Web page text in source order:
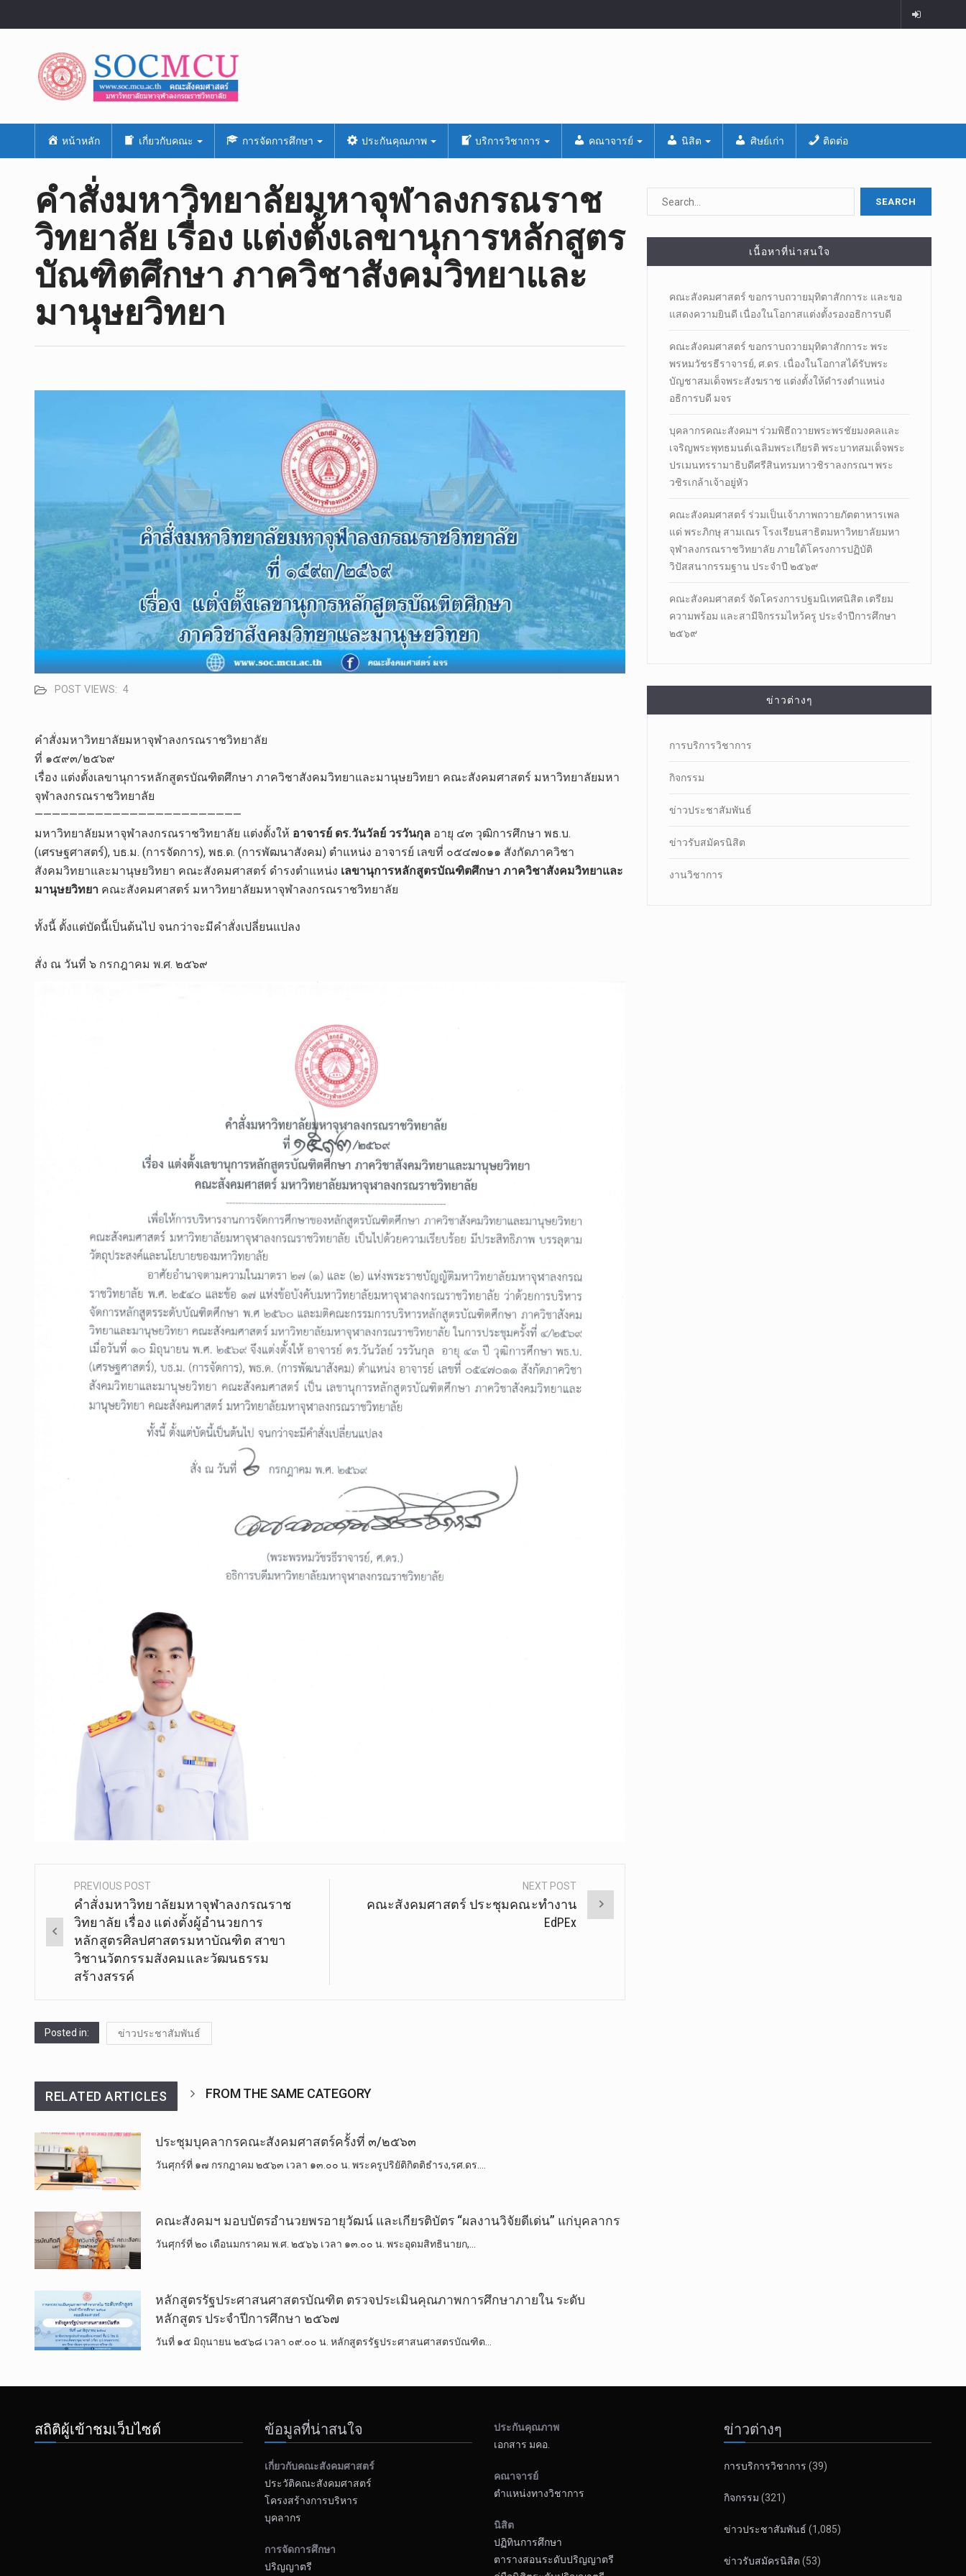
หน้าหลัก เกี่ยวกับคณะ การจัดการศึกษา ประกันคุณภาพ บริการวิชาการ คณาจารย์ นิสิต ศิษย์เก่า ติดต่อ
คำสั่งมหาวิทยาลัยมหาจุฬาลงกรณราช
วิทยาลัย เรื่อง แต่งตั้งเลขานุการหลักสูตร
บัณฑิตศึกษา ภาควิชาสังคมวิทยาและ
มานุษยวิทยา
POST VIEWS: 4
คำสั่งมหาวิทยาลัยมหาจุฬาลงกรณราชวิทยาลัย
ที่ ๑๕๙๓/๒๕๖๙
เรื่อง แต่งตั้งเลขานุการหลักสูตรบัณฑิตศึกษา ภาควิชาสังคมวิทยาและมานุษยวิทยา คณะสังคมศาสตร์ มหาวิทยาลัยมหา
จุฬาลงกรณราชวิทยาลัย
————————————————————————
มหาวิทยาลัยมหาจุฬาลงกรณราชวิทยาลัย แต่งตั้งให้ อาจารย์ ดร.วันวัลย์ วรวันกุล อายุ ๔๓ วุฒิการศึกษา พธ.บ.
(เศรษฐศาสตร์), บธ.ม. (การจัดการ), พธ.ด. (การพัฒนาสังคม) ตำแหน่ง อาจารย์ เลขที่ ๐๕๔๗๐๑๑ สังกัดภาควิชา
สังคมวิทยาและมานุษยวิทยา คณะสังคมศาสตร์ ดำรงตำแหน่ง เลขานุการหลักสูตรบัณฑิตศึกษา ภาควิชาสังคมวิทยาและ
มานุษยวิทยา คณะสังคมศาสตร์ มหาวิทยาลัยมหาจุฬาลงกรณราชวิทยาลัย
ทั้งนี้ ตั้งแต่บัดนี้เป็นต้นไป จนกว่าจะมีคำสั่งเปลี่ยนแปลง
สั่ง ณ วันที่ ๖ กรกฎาคม พ.ศ. ๒๕๖๙
Post
navigation
PREVIOUS POST
คำสั่งมหาวิทยาลัยมหาจุฬาลงกรณราช
วิทยาลัย เรื่อง แต่งตั้งผู้อำนวยการ
หลักสูตรศิลปศาสตรมหาบัณฑิต สาขา
วิชานวัตกรรมสังคมและวัฒนธรรม
สร้างสรรค์
NEXT POST
คณะสังคมศาสตร์ ประชุมคณะทำงาน
EdPEx
Posted in: ข่าวประชาสัมพันธ์
RELATED ARTICLES FROM THE SAME CATEGORY
ประชุมบุคลากรคณะสังคมศาสตร์ครั้งที่ ๓/๒๕๖๓
วันศุกร์ที่ ๑๗ กรกฎาคม ๒๕๖๓ เวลา ๑๓.๐๐ น. พระครูปริยัติกิตติธำรง,รศ.ดร.…
คณะสังคม​ฯ​ มอบบัตรอำนวยพร​อายุ​วัฒ​น์​ และเกียรติบัตร​ “ผลงานวิจัย​ดีเด่น” แก่บุคลากร
วันศุกร์ที่ ๒๐ เดือนมกราคม พ.ศ. ๒๕๖๖ เวลา ๑๓.๐๐ น. พระอุดมสิทธินายก,​…
หลักสูตรรัฐประศาสนศาสตรบัณฑิต ตรวจประเมินคุณภาพการศึกษาภายใน ระดับ
หลักสูตร ประจำปีการศึกษา ๒๕๖๗
วันที่ ๑๕ มิถุนายน ๒๕๖๘ เวลา ๐๙.๐๐ น. หลักสูตรรัฐประศาสนศาสตรบัณฑิต…
เนื้อหาที่น่าสนใจ
คณะสังคมศาสตร์ ขอกราบถวายมุทิตาสักการะ และขอ
แสดงความยินดี เนื่องในโอกาสแต่งตั้งรองอธิการบดี
คณะสังคมศาสตร์ ขอกราบถวายมุทิตาสักการะ พระ
พรหมวัชรธีราจารย์, ศ.ดร. เนื่องในโอกาสได้รับพระ
บัญชาสมเด็จพระสังฆราช แต่งตั้งให้ดำรงตำแหน่ง
อธิการบดี มจร
บุคลากรคณะสังคมฯ ร่วมพิธีถวายพระพรชัยมงคลและ
เจริญพระพุทธมนต์เฉลิมพระเกียรติ พระบาทสมเด็จพระ
ปรเมนทรรามาธิบดีศรีสินทรมหาวชิราลงกรณฯ พระ
วชิรเกล้าเจ้าอยู่หัว
คณะสังคมศาสตร์ ร่วมเป็นเจ้าภาพถวายภัตตาหารเพล
แด่ พระภิกษุ สามเณร โรงเรียนสาธิตมหาวิทยาลัยมหา
จุฬาลงกรณราชวิทยาลัย ภายใต้โครงการปฏิบัติ
วิปัสสนากรรมฐาน ประจำปี ๒๕๖๙
คณะสังคมศาสตร์ จัดโครงการปฐมนิเทศนิสิต เตรียม
ความพร้อม และสามีจิกรรมไหว้ครู ประจำปีการศึกษา
๒๕๖๙
ข่าวต่างๆ
การบริการวิชาการ
กิจกรรม
ข่าวประชาสัมพันธ์
ข่าวรับสมัครนิสิต
งานวิชาการ
สถิติผู้เข้าชมเว็บไซต์ ข้อมูลที่น่าสนใจ
เกี่ยวกับคณะสังคมศาสตร์
ประวัติคณะสังคมศาสตร์
โครงสร้างการบริหาร
บุคลากร
การจัดการศึกษา
ปริญญาตรี
ประกันคุณภาพ
เอกสาร มคอ.
คณาจารย์
ตำแหน่งทางวิชาการ
นิสิต
ปฏิทินการศึกษา
ตารางสอนระดับปริญญาตรี
ข่าวต่างๆ
การบริการวิชาการ (39)
กิจกรรม (321)
ข่าวประชาสัมพันธ์ (1,085)
ข่าวรับสมัครนิสิต (53)